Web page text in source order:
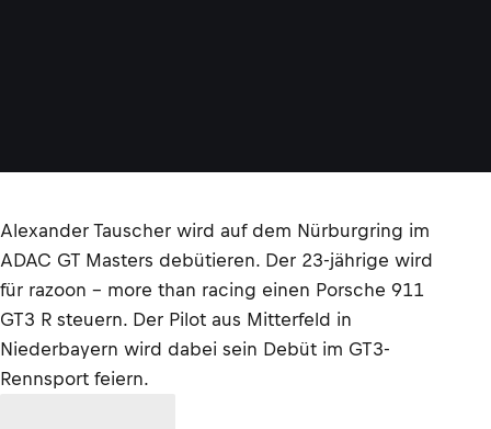
Alexander Tauscher wird auf dem Nürburgring im
ADAC GT Masters debütieren. Der 23-jährige wird
für razoon - more than racing einen Porsche 911
GT3 R steuern. Der Pilot aus Mitterfeld in
Niederbayern wird dabei sein Debüt im GT3-
Rennsport feiern.